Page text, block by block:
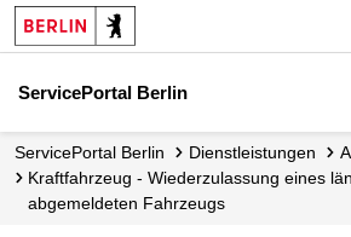
ServicePortal Berlin
ServicePortal Berlin Dienstleistungen
Kraftfahrzeug - Wiederzulassung eines länger als 7 Jahre
abgemeldeten Fahrzeugs